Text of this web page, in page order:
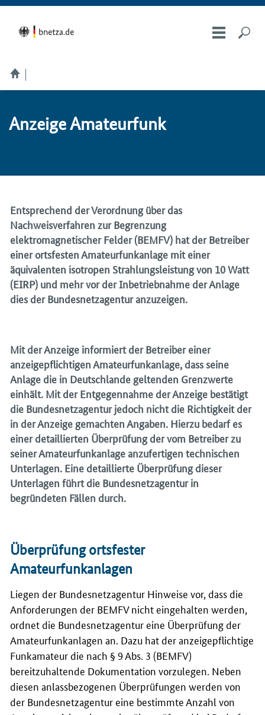
An­zei­ge Ama­teur­funk
Entsprechend der Verordnung über das
Nachweisverfahren zur Begrenzung
elektromagnetischer Felder (BEMFV) hat der Betreiber
einer ortsfesten Amateurfunkanlage mit einer
äquivalenten isotropen Strahlungsleistung von 10 Watt
(EIRP) und mehr vor der Inbetriebnahme der Anlage
dies der Bundesnetzagentur anzuzeigen.
Mit der Anzeige informiert der Betreiber einer
anzeigepflichtigen Amateurfunkanlage, dass seine
Anlage die in Deutschlande geltenden Grenzwerte
einhält. Mit der Entgegennahme der Anzeige bestätigt
die Bundesnetzagentur jedoch nicht die Richtigkeit der
in der Anzeige gemachten Angaben. Hierzu bedarf es
einer detaillierten Überprüfung der vom Betreiber zu
seiner Amateurfunkanlage anzufertigen technischen
Unterlagen. Eine detaillierte Überprüfung dieser
Unterlagen führt die Bundesnetzagentur in
begründeten Fällen durch.
Überprüfung ortsfester
Amateurfunkanlagen
Liegen der Bundesnetzagentur Hinweise vor, dass die
Anforderungen der BEMFV nicht eingehalten werden,
ordnet die Bundesnetzagentur eine Überprüfung der
Amateurfunkanlagen an. Dazu hat der anzeigepflichtige
Funkamateur die nach § 9 Abs. 3 (BEMFV)
bereitzuhaltende Dokumentation vorzulegen. Neben
diesen anlassbezogenen Überprüfungen werden von
der Bundesnetzagentur eine bestimmte Anzahl von